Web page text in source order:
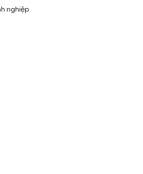
nghiệp